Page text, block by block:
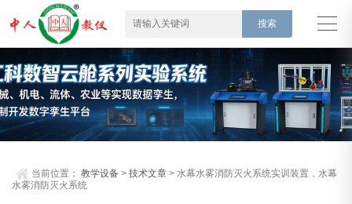
当前位置：教学设备 >技术文章 > 水幕水雾消防灭火系统实训装置，水幕
水雾消防灭火系统